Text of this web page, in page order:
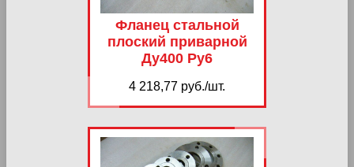
Фланец стальной
плоский приварной
Ду400 Ру6
4 218,77 руб./шт.